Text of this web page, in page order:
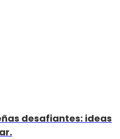
desafiantes: ideas